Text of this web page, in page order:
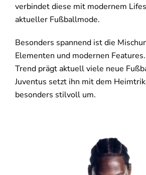
verbindet diese mit modernem
aktueller Fußballmode.
Besonders spannend ist die
Elementen und modernen
Trend prägt aktuell viele neue
Juventus setzt ihn mit dem
besonders stilvoll um.